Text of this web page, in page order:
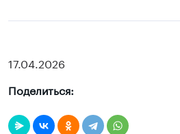
17.04.2026
Поделиться: